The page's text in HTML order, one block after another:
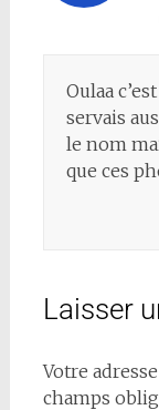
Oulaa
servais
le nom
que ces
Laisser
Votre
champs